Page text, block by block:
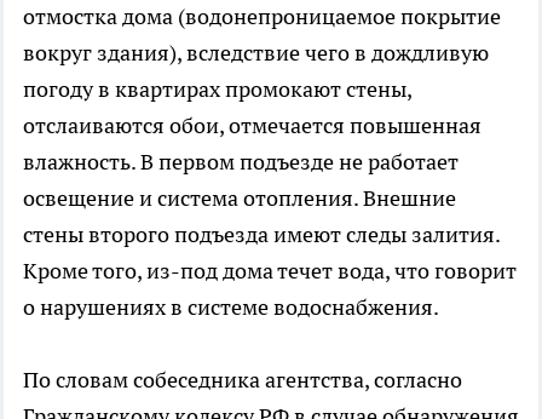
отмостка дома (водонепроницаемое покрытие
вокруг здания), вследствие чего в дождливую
погоду в квартирах промокают стены,
отслаиваются обои, отмечается повышенная
влажность. В первом подъезде не работает
освещение и система отопления. Внешние
стены второго подъезда имеют следы залития.
Кроме того, из-под дома течет вода, что говорит
о нарушениях в системе водоснабжения.
По словам собеседника агентства, согласно